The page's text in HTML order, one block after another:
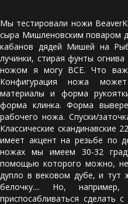
Мы тестировали ножи
сыра Мишленовским поваром
кабанов дядей Мишей на
лучинки, стирая фунты
ножом я могу ВСЕ. Что
Конфигурация ножа
материалы и форма
форма клинка. Форма
рабочего ножа. Спуски/
Классические скандинавские
имеет акцент на резьбе по
ножах мы имеем 30-32
помощью которого можно,
дупло в вековом дубе, и тут
белочку.... Но,
приспосабливаться